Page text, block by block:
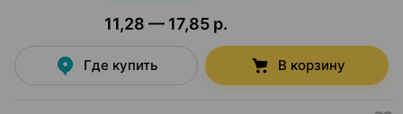
11,28 — 17,85 р.
Где купить В корзину